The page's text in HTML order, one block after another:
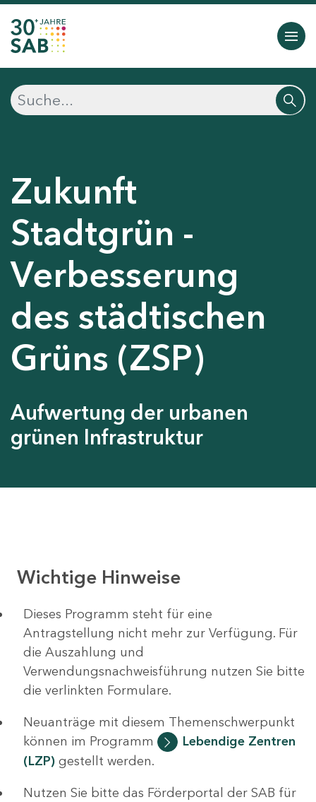
Zukunft
Stadtgrün -
Verbesserung
des städtischen
Grüns (ZSP)
Aufwertung der urbanen
grünen Infrastruktur
Wichtige Hinweise
Dieses Programm steht für eine
Antragstellung nicht mehr zur Verfügung. Für
die Auszahlung und
Verwendungsnachweisführung nutzen Sie bitte
die verlinkten Formulare.
Neuanträge mit diesem Themenschwerpunkt
können im Programm
Lebendige Zentren
(LZP) gestellt werden.
Nutzen Sie bitte das Förderportal der SAB für